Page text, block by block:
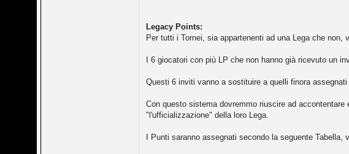
Legacy Points:
Per tutti i Tornei, sia appartenenti ad una Lega che
I 6 giocatori con più LP che non hanno già ricevuto un
Questi 6 inviti vanno a sostituire a quelli finora
Con questo sistema dovremmo riuscire ad
"l'ufficializzazione" della loro Lega.
I Punti saranno assegnati secondo la seguente